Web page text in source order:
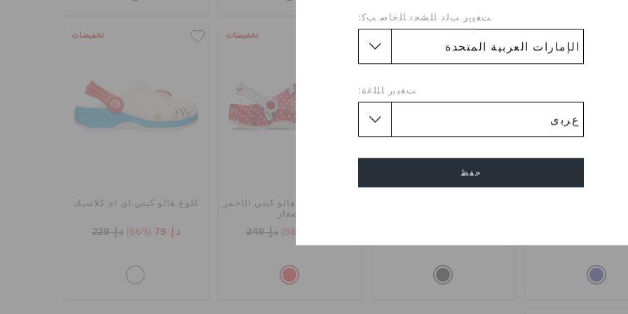
ﺖﻐﻴﻳﺭ ﺐﻟﺩ ﺎﻠﺸﺤﻧ ﺎﻠﺧﺎﺻ ﺐﻛ:
ﺖﻐﻴﻳﺭ ﺎﻠﻠﻏﺓ:
حفظ
- مان اول - تيرين
تخفيضات
كلوغ كلاسيك هالو كيتي الأحمر
للصغار
د.إ. 249
تخفيضات
كلوغ هالو كيتي اي ام كلاسيك
د.إ. 79 (66%) د.إ. 229